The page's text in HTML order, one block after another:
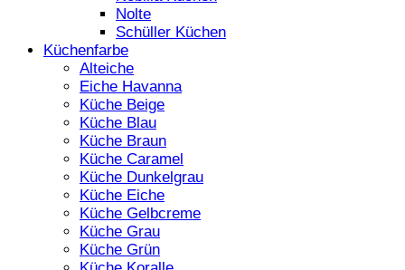
Nolte
Schüller Küchen
Küchenfarbe
Alteiche
Eiche Havanna
Küche Beige
Küche Blau
Küche Braun
Küche Caramel
Küche Dunkelgrau
Küche Eiche
Küche Gelbcreme
Küche Grau
Küche Grün